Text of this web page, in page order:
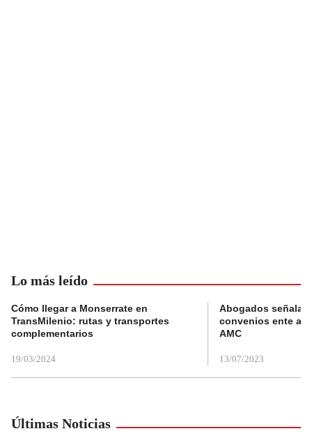
Lo más leído
Cómo llegar a Monserrate en
TransMilenio: rutas y transportes
complementarios
19/03/2024
Abogados
convenios ente
AMC
13/07/2023
Últimas Noticias